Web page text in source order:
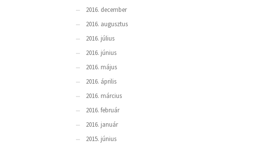
2016. december
2016. augusztus
2016. július
2016. június
2016. május
2016. április
2016. március
2016. február
2016. január
2015. június